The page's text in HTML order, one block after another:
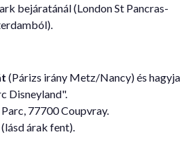
bejáratánál (London St Pancras-
(Párizs irány Metz/Nancy) és hagyja
Disneyland".
77700 Coupvray.
árak fent).